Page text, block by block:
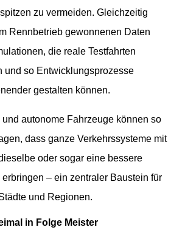
zu vermeiden. Gleichzeitig
Rennbetrieb gewonnenen Daten
die reale Testfahrten
und so Entwicklungsprozesse
gestalten können.
und autonome Fahrzeuge können so
dass ganze Verkehrssysteme mit
oder sogar eine bessere
– ein zentraler Baustein für
und Regionen.
in Folge Meister